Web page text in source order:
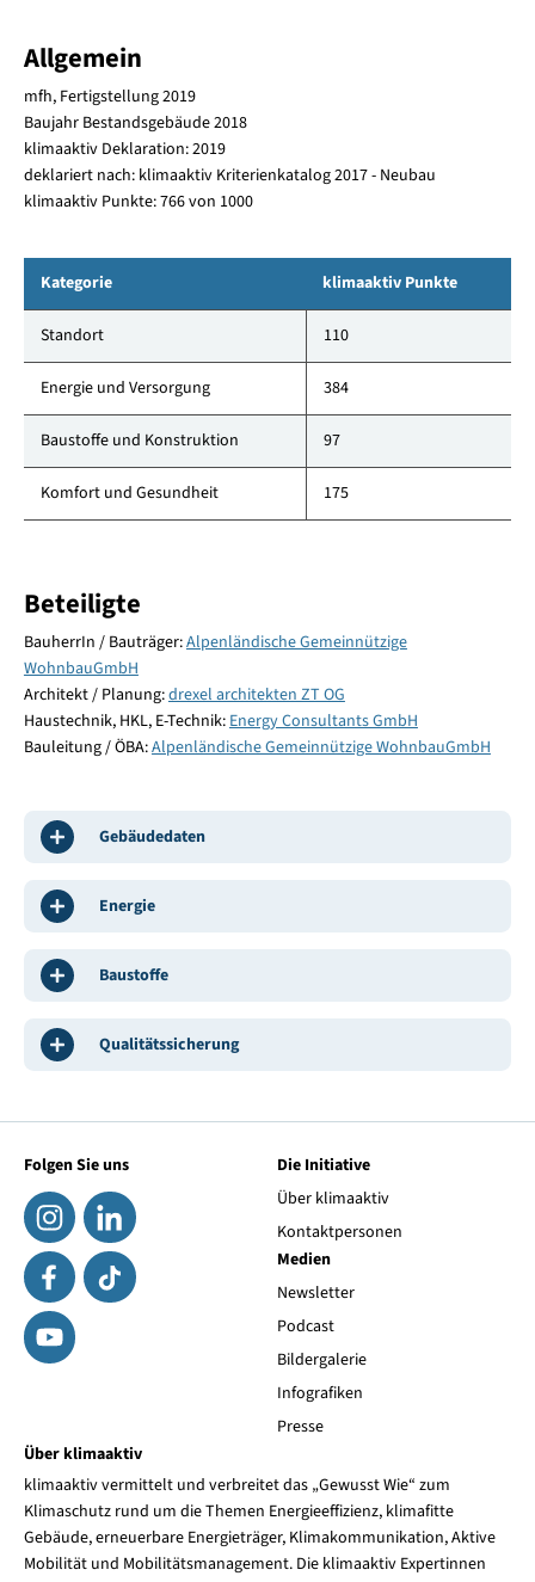
Allgemein
mfh, Fertigstellung 2019
Baujahr Bestandsgebäude 2018
klimaaktiv Deklaration: 2019
deklariert nach: klimaaktiv Kriterienkatalog 2017 - Neubau
klimaaktiv Punkte: 766 von 1000
Kategorie klimaaktiv Punkte
Standort 110
Energie und Versorgung 384
Baustoffe und Konstruktion 97
Komfort und Gesundheit 175
Beteiligte
BauherrIn / Bauträger:Alpenländische Gemeinnützige
WohnbauGmbH
Architekt / Planung:drexel architekten ZT OG
Haustechnik, HKL, E-Technik: Energy Consultants GmbH
Bauleitung / ÖBA:Alpenländische Gemeinnützige WohnbauGmbH
Gebäudedaten
Energie
Baustoffe
Qualitätssicherung
Folgen Sie uns
Die Initiative
Über klimaaktiv
Kontaktpersonen
Medien
Newsletter
Podcast
Bildergalerie
Infografiken
Presse
Über klimaaktiv
klimaaktiv vermittelt und verbreitet das „Gewusst Wie“ zum
Klimaschutz rund um die Themen Energieeffizienz, klimafitte
Gebäude, erneuerbare Energieträger, Klimakommunikation, Aktive
Mobilität und Mobilitätsmanagement. Die klimaaktiv Expertinnen